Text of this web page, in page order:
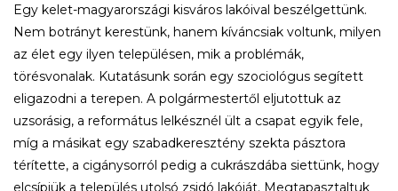
Egy kelet-magyarországi kisváros lakóival beszélgettünk.
Nem botrányt kerestünk, hanem kíváncsiak voltunk, milyen
az élet egy ilyen településen, mik a problémák,
törésvonalak. Kutatásunk során egy szociológus segített
eligazodni a terepen. A polgármestertől eljutottuk az
uzsorásig, a református lelkésznél ült a csapat egyik fele,
míg a másikat egy szabadkeresztény szekta pásztora
térítette, a cigánysorról pedig a cukrászdába siettünk, hogy
elcsípjük a település utolsó zsidó lakóját. Megtapasztaltuk